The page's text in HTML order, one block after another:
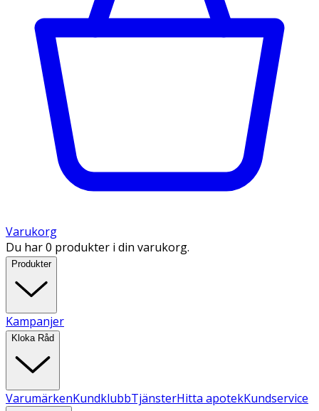
Varukorg
Du har 0 produkter i din varukorg.
Produkter
Kampanjer
Kloka Råd
VarumärkenKundklubbTjänsterHitta apotekKundservice